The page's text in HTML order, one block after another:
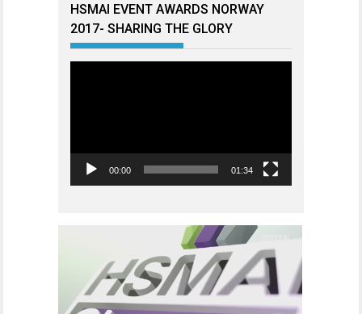
HSMAI EVENT AWARDS NORWAY
2017- SHARING THE GLORY
00:00 01:34